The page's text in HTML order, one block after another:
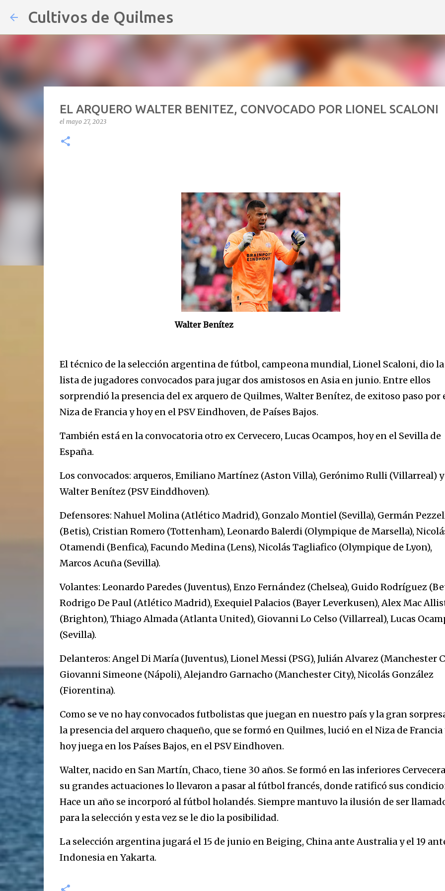
Cultivos de Quilmes
EL ARQUERO WALTER BENITEZ, CONVOCADO POR LIONEL SCALONI
el mayo 27, 2023
Walter Benítez
El técnico de la selección argentina de fútbol, campeona mundial, Lionel Scaloni, dio la
lista de jugadores convocados para jugar dos amistosos en Asia en junio. Entre ellos
sorprendió la presencia del ex arquero de Quilmes, Walter Benítez, de exitoso paso por
Niza de Francia y hoy en el PSV Eindhoven, de Países Bajos.
También está en la convocatoria otro ex Cervecero, Lucas Ocampos, hoy en el Sevilla de
España.
Los convocados: arqueros, Emiliano Martínez (Aston Villa), Gerónimo Rulli (Villarreal) y
Walter Benítez (PSV Einddhoven).
Defensores: Nahuel Molina (Atlético Madrid), Gonzalo Montiel (Sevilla), Germán
(Betis), Cristian Romero (Tottenham), Leonardo Balerdi (Olympique de Marsella),
Otamendi (Benfica), Facundo Medina (Lens), Nicolás Tagliafico (Olympique de Lyon),
Marcos Acuña (Sevilla).
Volantes: Leonardo Paredes (Juventus), Enzo Fernández (Chelsea), Guido Rodríguez
Rodrigo De Paul (Atlético Madrid), Exequiel Palacios (Bayer Leverkusen), Alex Mac
(Brighton), Thiago Almada (Atlanta United), Giovanni Lo Celso (Villarreal), Lucas
(Sevilla).
Delanteros: Angel Di María (Juventus), Lionel Messi (PSG), Julián Alvarez (Manchester
Giovanni Simeone (Nápoli), Alejandro Garnacho (Manchester City), Nicolás González
(Fiorentina).
Como se ve no hay convocados futbolistas que juegan en nuestro país y la gran
la presencia del arquero chaqueño, que se formó en Quilmes, lució en el Niza de Francia
hoy juega en los Países Bajos, en el PSV Eindhoven.
Walter, nacido en San Martín, Chaco, tiene 30 años. Se formó en las inferiores
su grandes actuaciones lo llevaron a pasar al fútbol francés, donde ratificó sus
Hace un año se incorporó al fútbol holandés. Siempre mantuvo la ilusión de ser
para la selección y esta vez se le dio la posibilidad.
La selección argentina jugará el 15 de junio en Beiging, China ante Australia y el 19
Indonesia en Yakarta.